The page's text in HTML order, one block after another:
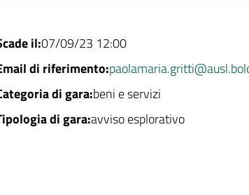
il:07/09/23 12:00
di riferimento:
di gara:beni e servizi
di gara:avviso esplorativo